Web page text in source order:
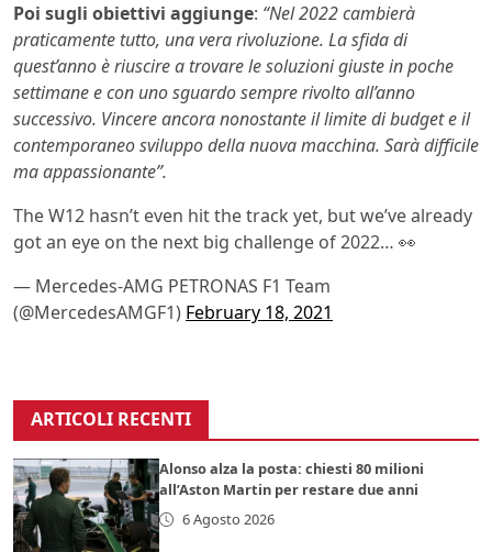
Poi sugli obiettivi aggiunge: “Nel 2022 cambierà
praticamente tutto, una vera rivoluzione. La sfida di
quest’anno è riuscire a trovare le soluzioni giuste in poche
settimane e con uno sguardo sempre rivolto all’anno
successivo. Vincere ancora nonostante il limite di budget e il
contemporaneo sviluppo della nuova macchina. Sarà difficile
ma appassionante”.
The W12 hasn’t even hit the track yet, but we’ve already
got an eye on the next big challenge of 2022… 👀
— Mercedes-AMG PETRONAS F1 Team
(@MercedesAMGF1) February 18, 2021
ARTICOLI RECENTI
Alonso alza la posta: chiesti 80 milioni
all’Aston Martin per restare due anni
6 Agosto 2026